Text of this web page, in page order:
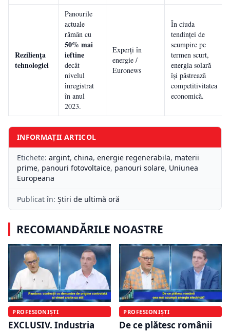
Reziliența
tehnologiei
Panourile
actuale
rămân cu
50% mai
ieftine
decât
nivelul
înregistrat
în anul
2023.
Experți în
energie /
Euronews
În ciuda
tendinței de
scumpire pe
termen scurt,
energia solară
își păstrează
competitivitatea
economică.
INFORMAȚII ARTICOL
Etichete: argint, china, energie regenerabila, materii
prime, panouri fotovoltaice, panouri solare, Uniunea
Europeana
Publicat în: Știri de ultimă oră
RECOMANDĂRILE NOASTRE
PROFESIONIȘTI
EXCLUSIV. Industria
PROFESIONIȘTI
De ce plătesc românii